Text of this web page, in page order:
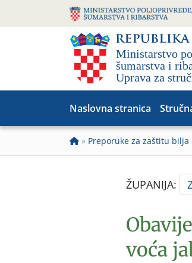
Naslovna stranica
» Preporuke za zaštitu bilja
ŽUPANIJA:
voća